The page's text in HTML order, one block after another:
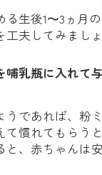
生後1〜3ヵ月の
夫してみましょ
乳瓶に入れて
うであれば、粉
慣れてもらう
と、赤ちゃんは